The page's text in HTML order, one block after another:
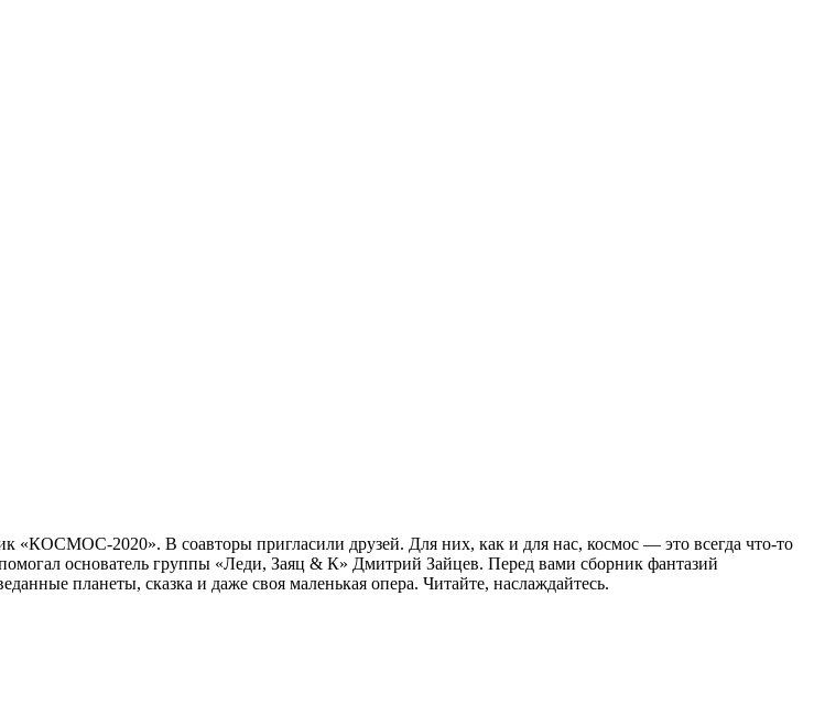
2020». В соавторы пригласили друзей. Для них, как и для нас, космос — это всегда что-то
основатель группы «Леди, Заяц & К» Дмитрий Зайцев. Перед вами сборник фантазий
планеты, сказка и даже своя маленькая опера. Читайте, наслаждайтесь.